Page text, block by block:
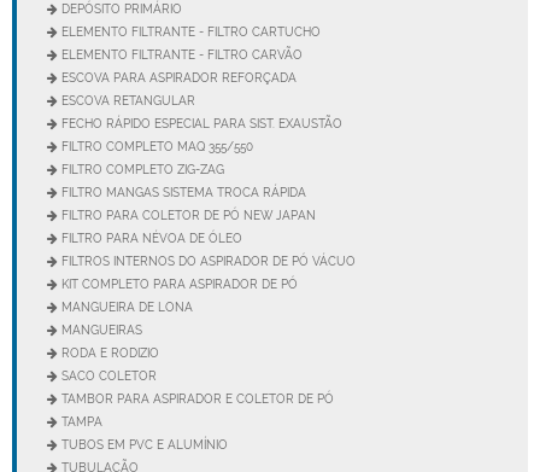
DEPÓSITO PRIMÁRIO
ELEMENTO FILTRANTE - FILTRO CARTUCHO
ELEMENTO FILTRANTE - FILTRO CARVÃO
ESCOVA PARA ASPIRADOR REFORÇADA
ESCOVA RETANGULAR
FECHO RÁPIDO ESPECIAL PARA SIST. EXAUSTÃO
FILTRO COMPLETO MAQ 355/550
FILTRO COMPLETO ZIG-ZAG
FILTRO MANGAS SISTEMA TROCA RÁPIDA
FILTRO PARA COLETOR DE PÓ NEW JAPAN
FILTRO PARA NÉVOA DE ÓLEO
FILTROS INTERNOS DO ASPIRADOR DE PÓ VÁCUO
KIT COMPLETO PARA ASPIRADOR DE PÓ
MANGUEIRA DE LONA
MANGUEIRAS
RODA E RODIZIO
SACO COLETOR
TAMBOR PARA ASPIRADOR E COLETOR DE PÓ
TAMPA
TUBOS EM PVC E ALUMÍNIO
TUBULAÇÃO